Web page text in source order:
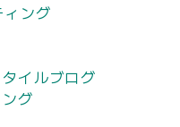
ング
イルブログ
グ